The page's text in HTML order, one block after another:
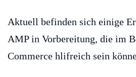
Aktuell befinden sich einige
AMP in Vorbereitung, die im
Commerce hlifreich sein